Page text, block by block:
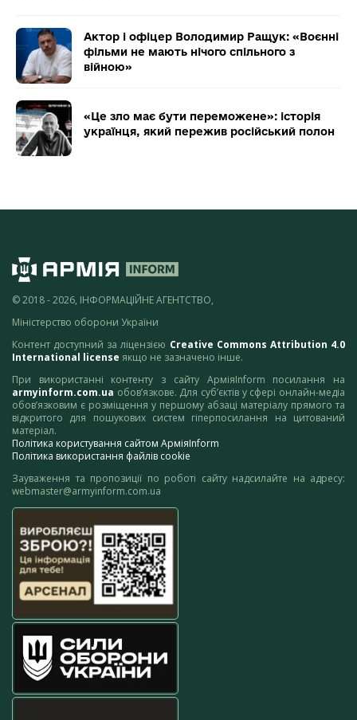
Актор і офіцер Володимир Ращук: «Воєнні
фільми не мають нічого спільного з
війною»
«Це зло має бути переможене»: історія
українця, який пережив російський полон
© 2018 - 2026, ІНФОРМАЦІЙНЕ АГЕНТСТВО,
Міністерство оборони України
Контент доступний за ліцензією Creative Commons Attribution 4.0
International license якщо не зазначено інше.
При використанні контенту з сайту АрміяInform посилання на
armyinform.com.ua обов’язкове. Для суб’єктів у сфері онлайн-медіа
обов’язковим є розміщення у першому абзаці матеріалу прямого та
відкритого для пошукових систем гіперпосилання на цитований
матеріал.
Політика користування сайтом АрміяInform
Політика використання файлів cookie
Зауваження та пропозиції по роботі сайту надсилайте на адресу:
webmaster@armyinform.com.ua